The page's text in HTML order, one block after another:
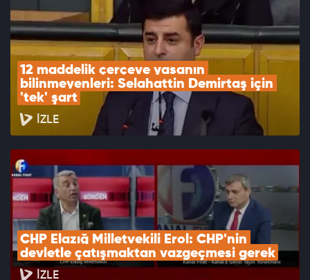
12 maddelik çerçeve yasanın
bilinmeyenleri: Selahattin Demirtaş için
'tek' şart
İZLE
CHP Elazığ Milletvekili Erol: CHP'nin
devletle çatışmaktan vazgeçmesi gerek
İZLE